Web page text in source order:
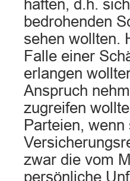
haften, d.h.
bedrohenden
sehen wollten.
Falle einer
erlangen
Anspruch
zugreifen
Parteien,
zwar die vom
persönliche